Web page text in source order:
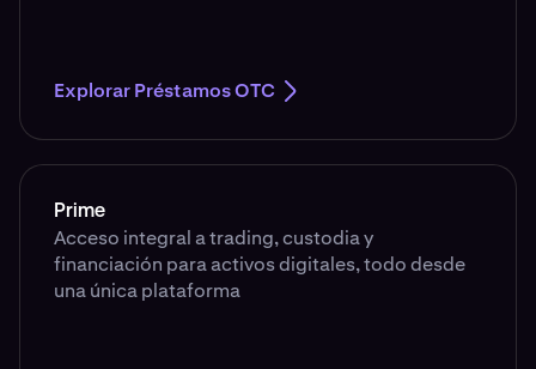
Explorar Préstamos OTC
Prime
Acceso integral a trading, custodia y
financiación para activos digitales, todo desde
una única plataforma